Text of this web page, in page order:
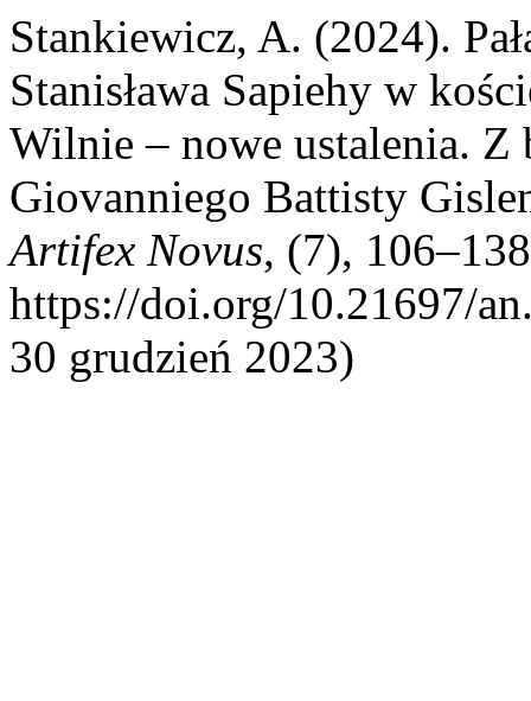
Stankiewicz, A. (2024).
Stanisława Sapiehy w
Wilnie – nowe ustalenia. Z
Giovanniego Battisty
Artifex Novus, (7),
https://doi.org/10.21697/
30 grudzień 2023)